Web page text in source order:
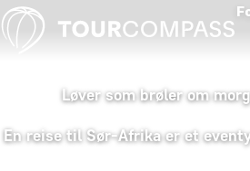
Løver som brøler om
En reise til Sør-Afrika er et